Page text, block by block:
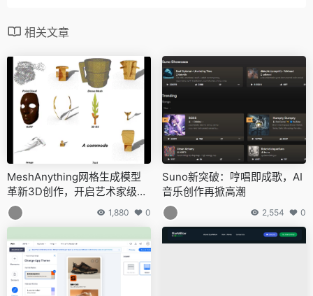
相关文章
MeshAnything网格生成模型
革新3D创作，开启艺术家级网
格自动生成时代
1,880 0
Suno新突破：哼唱即成歌，AI
音乐创作再掀高潮
2,554 0